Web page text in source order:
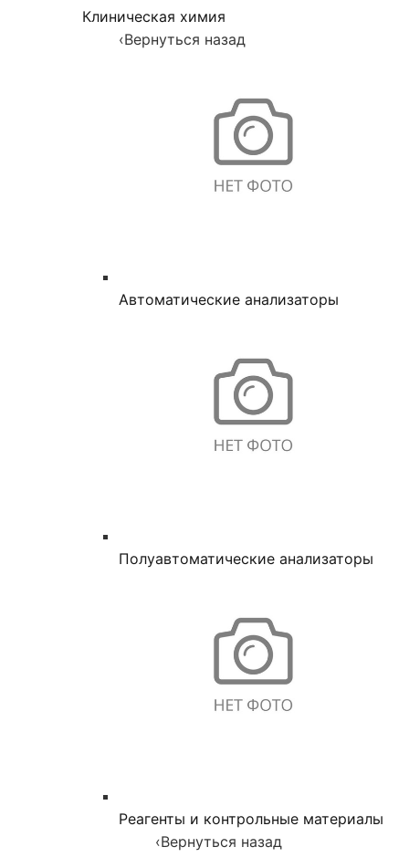
Клиническая химия
‹Вернуться назад
Автоматические анализаторы
Полуавтоматические анализаторы
Реагенты и контрольные материалы
‹Вернуться назад